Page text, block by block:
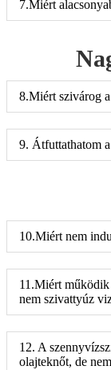
7.Miért
8.Miért szivárog
9. Átfuttathatom
10.Miért nem
11.Miért működik
nem szivattyúz
12. A
olajteknőt, de